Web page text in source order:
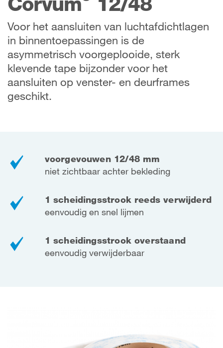
Voor het aansluiten van luchtafdichtlagen
in binnentoepassingen is de
asymmetrisch voorgeplooide, sterk
klevende tape bijzonder voor het
aansluiten op venster- en deurframes
geschikt.
voorgevouwen 12/48 mm
niet zichtbaar achter bekleding
1 scheidingsstrook reeds verwijderd
eenvoudig en snel lijmen
1 scheidingsstrook overstaand
eenvoudig verwijderbaar